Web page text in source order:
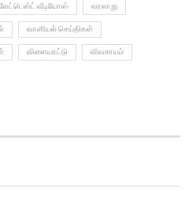
லேட்டெஸ்ட் வீடியோஸ் வரலாறு
வானியல் செய்திகள்
விளையாட்டு விவசாயம்